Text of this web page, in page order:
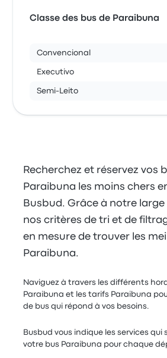
Classe des bus de Paraibuna
Convencional
Executivo
Semi-Leito
Recherchez et réservez vos
Paraibuna les moins chers
Busbud. Grâce à notre
nos critères de tri et de
en mesure de trouver les
Paraibuna.
Naviguez à travers les différents
Paraibuna et les tarifs Paraibuna
de bus qui répond à vos besoins.
Busbud vous indique les services qui
votre bus Paraibuna pour chaque